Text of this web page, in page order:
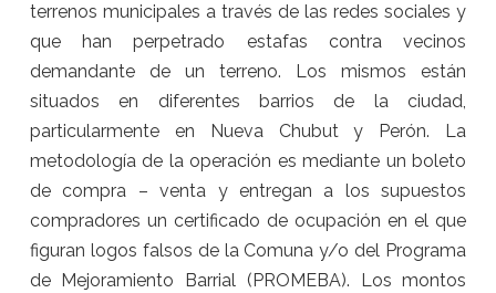
terrenos municipales a través de las redes sociales y
que han perpetrado estafas contra vecinos
demandante de un terreno. Los mismos están
situados en diferentes barrios de la ciudad,
particularmente en Nueva Chubut y Perón. La
metodología de la operación es mediante un boleto
de compra – venta y entregan a los supuestos
compradores un certificado de ocupación en el que
figuran logos falsos de la Comuna y/o del Programa
de Mejoramiento Barrial (PROMEBA). Los montos